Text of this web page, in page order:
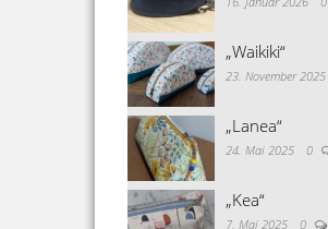
„Waikiki“
23. November 2025
„Lanea“
24. Mai 2025 0
„Kea“
7. Mai 2025 0